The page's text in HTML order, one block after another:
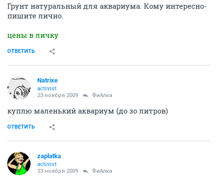
Грунт натуральный для аквариума. Кому интересно-
пишите лично.
цены в личку
ОТВЕТИТЬ
Natrixe
activist
23 ноября 2009 ФиАлка
куплю маленький аквариум (до зо литров)
ОТВЕТИТЬ
zaplatka
activist
23 ноября 2009 ФиАлка